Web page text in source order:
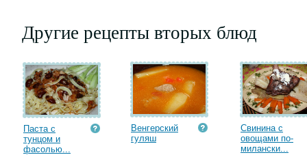
Другие рецепты вторых блюд
Паста с
тунцом и
фасолью...
Венгерский
гуляш
Свинина с
овощами по-
милански...